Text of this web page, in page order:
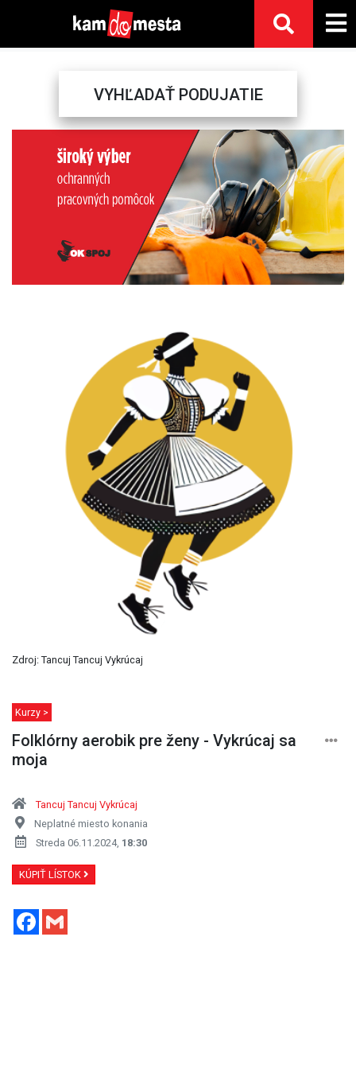
VYHĽADAŤ PODUJATIE
Next
Zdroj: Tancuj Tancuj Vykrúcaj
Kurzy >
Folklórny aerobik pre ženy - Vykrúcaj sa
moja
Tancuj Tancuj Vykrúcaj
Neplatné miesto konania
Streda 06.11.2024, 18:30
KÚPIŤ LÍSTOK
Facebook